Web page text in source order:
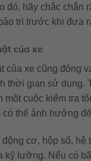
đó, hãy chắc chắn
trì trước khi đưa
của xe
của xe cũng đóng
thời gian sử dụng.
một cuộc kiểm tra
có thể ảnh hưởng
cơ, hộp số, hệ
kỹ lưỡng. Nếu có